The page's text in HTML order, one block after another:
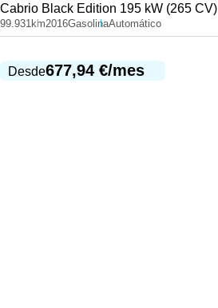
Cabrio Black Edition 195 kW (265 CV)
99.931km2016GasolinaAutomático
Desde677,94 €/mes